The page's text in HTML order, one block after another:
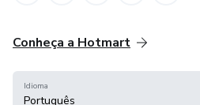
Conheça a Hotmart
Idioma
Português